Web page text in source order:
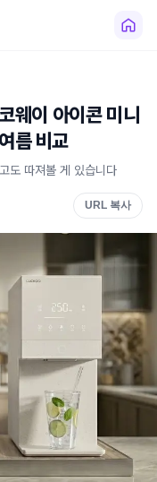
웨이 아이콘 미니
름 비교
도 따져볼 게 있습니다
URL 복사